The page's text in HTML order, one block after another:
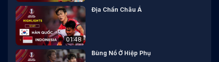
01:48
Địa Chấn Châu Á
Bùng Nổ Ở Hiệp Phụ